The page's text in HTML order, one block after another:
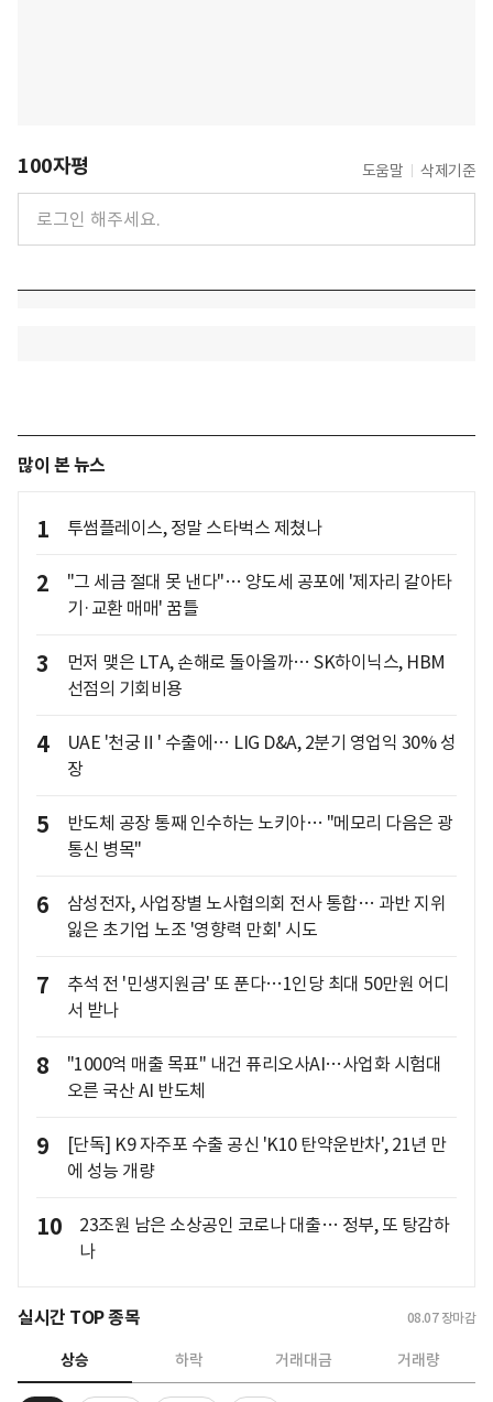
100자평 도움말 삭제기준
많이 본 뉴스
1 투썸플레이스, 정말 스타벅스 제쳤나
2
"그 세금 절대 못 낸다"… 양도세 공포에 '제자리 갈아타
기·교환 매매' 꿈틀
3
먼저 맺은 LTA, 손해로 돌아올까… SK하이닉스, HBM
선점의 기회비용
4
UAE '천궁Ⅱ' 수출에… LIG D&A, 2분기 영업익 30% 성
장
5
반도체 공장 통째 인수하는 노키아… "메모리 다음은 광
통신 병목"
6
삼성전자, 사업장별 노사협의회 전사 통합… 과반 지위
잃은 초기업 노조 '영향력 만회' 시도
7
추석 전 '민생지원금' 또 푼다…1인당 최대 50만원 어디
서 받나
8
"1000억 매출 목표" 내건 퓨리오사AI…사업화 시험대
오른 국산 AI 반도체
9
[단독] K9 자주포 수출 공신 'K10 탄약운반차', 21년 만
에 성능 개량
10
23조원 남은 소상공인 코로나 대출… 정부, 또 탕감하
나
실시간 TOP 종목 08.07 장마감
상승 하락 거래대금 거래량